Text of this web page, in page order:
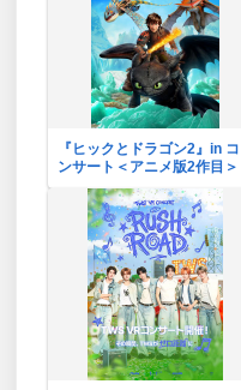
『ヒックとドラゴン2』in コ
ンサート＜アニメ版2作目＞